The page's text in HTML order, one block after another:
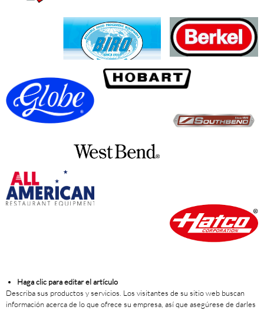
Haga clic para editar el artículo
Describa sus productos y servicios. Los visitantes de su sitio web buscan
información acerca de lo que ofrece su empresa, así que asegúrese de darles